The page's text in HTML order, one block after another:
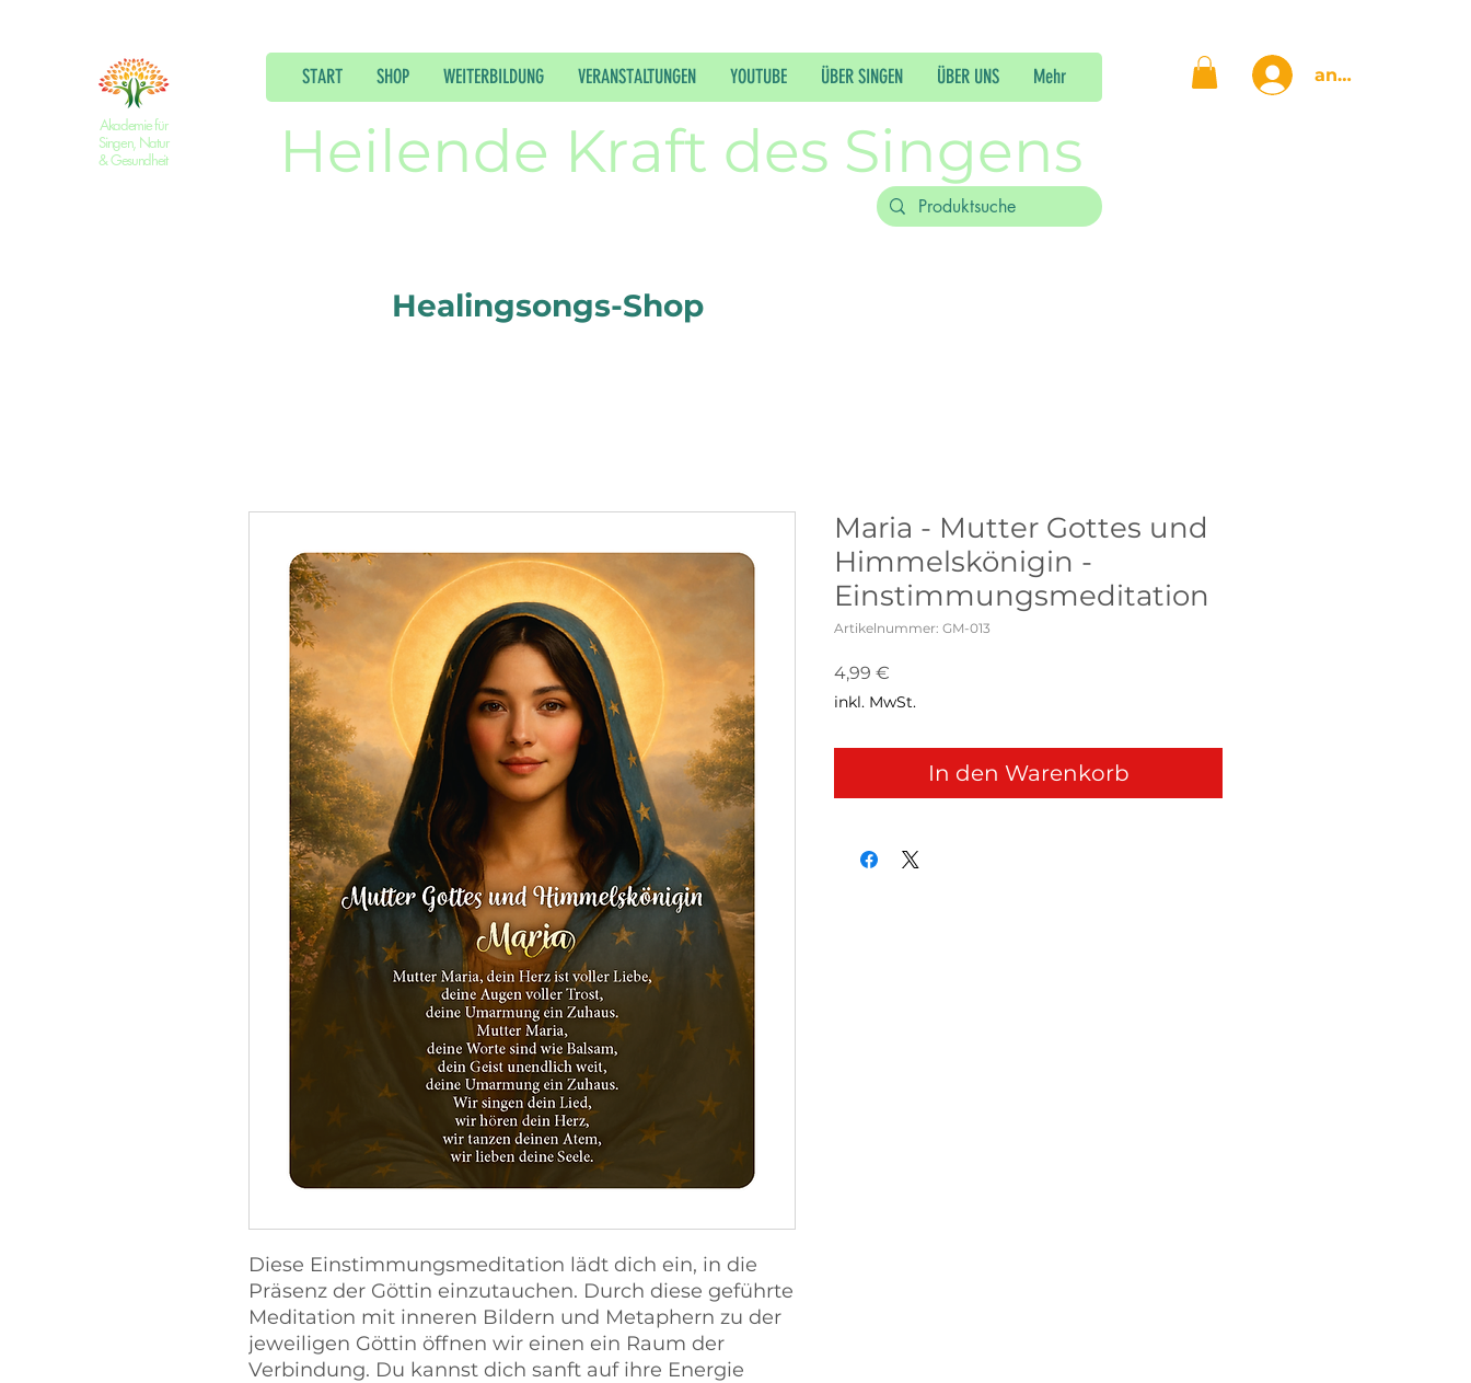
Akademie für
Singen, Natur
& Gesundheit
START SHOP WEITERBILDUNG VERANSTALTUNGEN YOUTUBE ÜBER SINGEN ÜBER UNS Mehr
Heilende Kraft des Singens
anmelden
Healingsongs-Shop
Diese Einstimmungsmeditation lädt dich ein, in die
Präsenz der Göttin einzutauchen. Durch diese geführte
Meditation mit inneren Bildern und Metaphern zu der
jeweiligen Göttin öffnen wir einen ein Raum der
Verbindung. Du kannst dich sanft auf ihre Energie
Maria - Mutter Gottes und
Himmelskönigin -
Einstimmungsmeditation
Artikelnummer: GM-013
4,99 €
inkl. MwSt.
In den Warenkorb